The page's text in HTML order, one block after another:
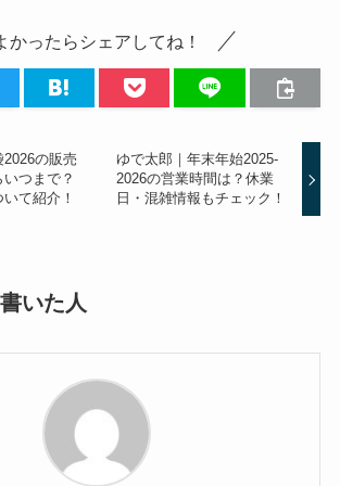
かったらシェアしてね！
の販売
つまで？
て紹介！
ゆで太郎｜年末年始2025-
2026の営業時間は？休業
日・混雑情報もチェック！
いた人